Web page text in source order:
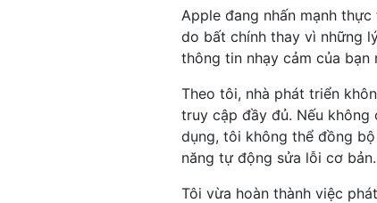
Apple đang nhấn mạnh
do bất chính thay vì những
thông tin nhạy cảm của
Theo tôi, nhà phát triển
truy cập đầy đủ. Nếu
dụng, tôi không thể đồng
năng tự động sửa lỗi cơ bản.
Tôi vừa hoàn thành việc